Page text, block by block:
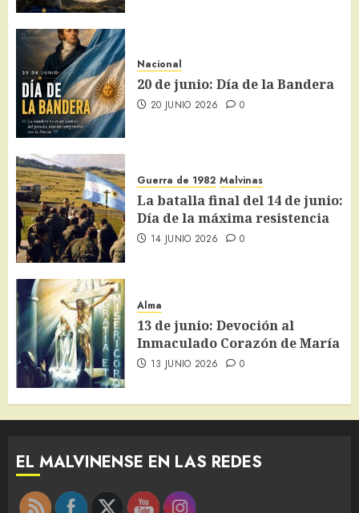
Nacional
20 de junio: Día de la Bandera
20 JUNIO 2026 0
Guerra de 1982 Malvinas
La batalla final del 14 de junio:
Día de la máxima resistencia
14 JUNIO 2026 0
Alma
13 de junio: Devoción al
Inmaculado Corazón de María
13 JUNIO 2026 0
EL MALVINENSE EN LAS REDES